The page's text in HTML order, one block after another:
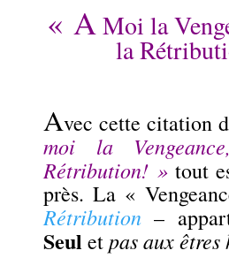
« AMoi la
la
Avec cette citation
moi la
Rétribution! » tout
près. La «
Rétribution –
Seul etpas aux